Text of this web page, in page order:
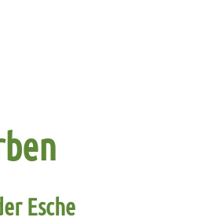
Esche